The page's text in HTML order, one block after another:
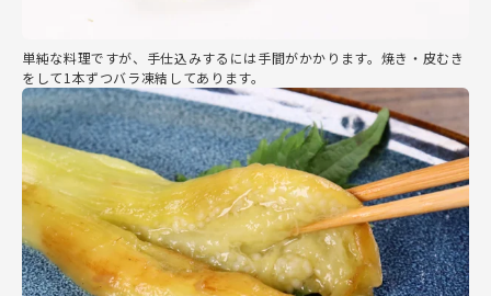
単純な料理ですが、手仕込みするには手間がかかります。焼き・皮むき
をして1本ずつバラ凍結してあります。